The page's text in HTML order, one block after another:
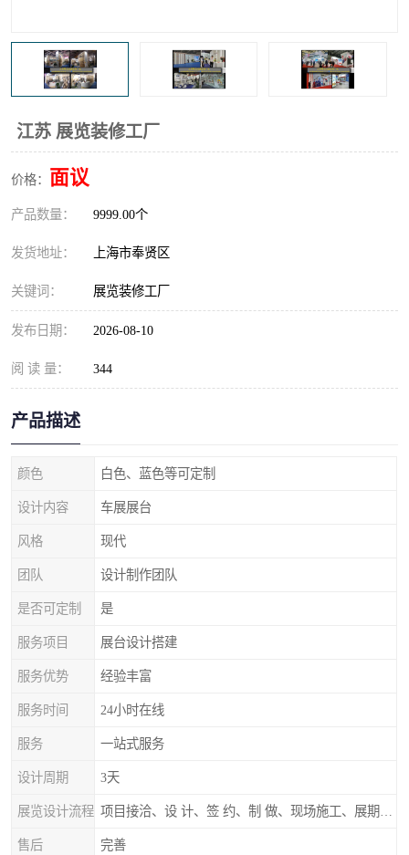
江苏 展览装修工厂
价格： 面议
产品数量： 9999.00个
发货地址： 上海市奉贤区
关键词： 展览装修工厂
发布日期： 2026-08-10
阅 读 量： 344
产品描述
颜色 白色、蓝色等可定制
设计内容 车展展台
风格 现代
团队 设计制作团队
是否可定制 是
服务项目 展台设计搭建
服务优势 经验丰富
服务时间 24小时在线
服务 一站式服务
设计周期 3天
展览设计流程
售后 完善